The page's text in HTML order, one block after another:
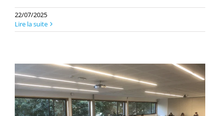
22/07/2025
Lire la suite